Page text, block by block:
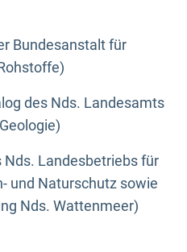
Bundesanstalt für
des Nds. Landesamts
Nds. Landesbetriebs für
und Naturschutz sowie
Nds. Wattenmeer)